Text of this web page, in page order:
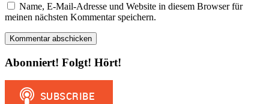
Name, E-Mail-Adresse und Website in diesem Browser für
meinen nächsten Kommentar speichern.
Abonniert! Folgt! Hört!